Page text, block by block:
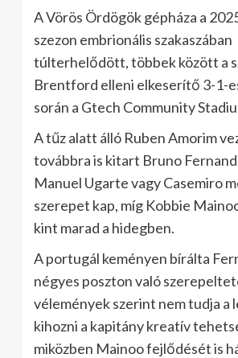
A Vörös Ördögök gépháza a
szezon embrionális szakaszában
túlterhelődött, többek között a
Brentford elleni elkeserítő 3-1-
során a Gtech Community
A tűz alatt álló Ruben Amorim
továbbra is kitart Bruno
Manuel Ugarte vagy Casemiro
szerepet kap, míg Kobbie
kint marad a hidegben.
A portugál keményen bírálta
négyes poszton való
vélemények szerint nem tudja a
kihozni a kapitány kreatív
miközben Mainoo fejlődését is